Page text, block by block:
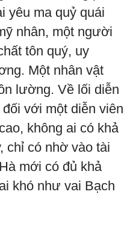
yêu ma quỷ quái
nhân, một người
tôn quý, uy
Một nhân vật
lường. Về lối diễn
với một diễn viên
không ai có khả
chỉ có nhờ vào tài
mới có đủ khả
khó như vai Bạch